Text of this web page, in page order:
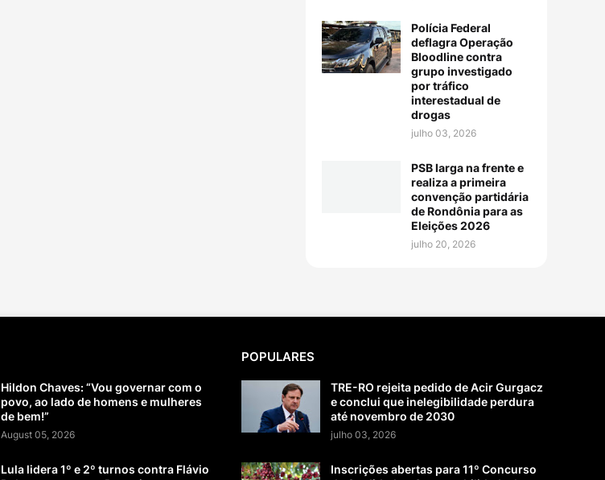
Polícia Federal
deflagra Operação
Bloodline contra
grupo investigado
por tráfico
interestadual de
drogas
julho 03, 2026
PSB larga na frente e
realiza a primeira
convenção partidária
de Rondônia para as
Eleições 2026
julho 20, 2026
Hildon Chaves: “Vou governar com o
povo, ao lado de homens e mulheres
de bem!”
August 05, 2026
Lula lidera 1º e 2º turnos contra Flávio
POPULARES
TRE-RO rejeita pedido de Acir Gurgacz
e conclui que inelegibilidade perdura
até novembro de 2030
julho 03, 2026
Inscrições abertas para 11º Concurso